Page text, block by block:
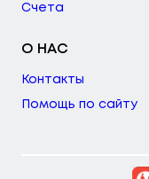
Счета
О НАС
Контакты
Помощь по сайту